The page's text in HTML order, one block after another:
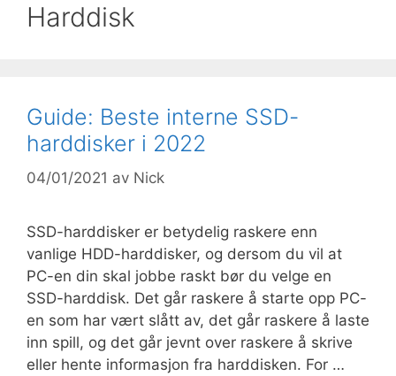
Harddisk
Guide: Beste interne SSD-
harddisker i 2022
04/01/2021 av Nick
SSD-harddisker er betydelig raskere enn
vanlige HDD-harddisker, og dersom du vil at
PC-en din skal jobbe raskt bør du velge en
SSD-harddisk. Det går raskere å starte opp PC-
en som har vært slått av, det går raskere å laste
inn spill, og det går jevnt over raskere å skrive
eller hente informasjon fra harddisken. For …